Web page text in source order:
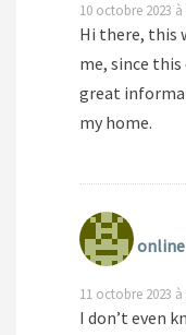
10 octobre 2023
Hi there, this
me, since
great
my home.
11 octobre 2023
I don’t even